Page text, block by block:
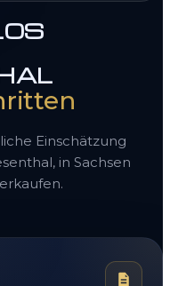
Einschätzung
in Sachsen